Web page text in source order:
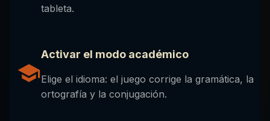
tableta.
Activar el modo académico
Elige el idioma: el juego corrige la gramática, la
ortografía y la conjugación.